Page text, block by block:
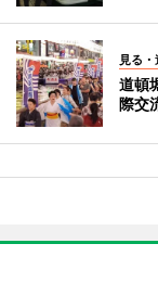
見る
道頓
際交